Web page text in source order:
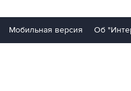
Мобильная версия Об